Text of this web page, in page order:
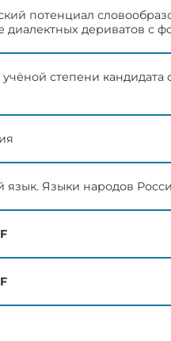
потенциал
диалектных дериватов с
степени кандидата
язык. Языки народов